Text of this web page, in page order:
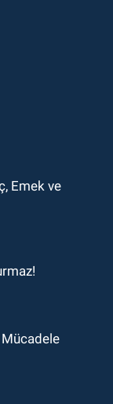
Emek ve
Mücadele